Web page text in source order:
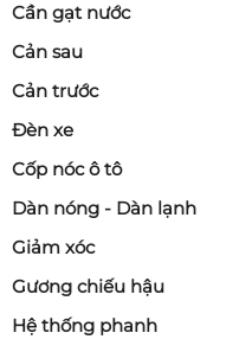
Cần gạt nước
Cản sau
Cản trước
Đèn xe
Cốp nóc ô tô
Dàn nóng - Dàn lạnh
Giảm xóc
Gương chiếu hậu
Hệ thống phanh